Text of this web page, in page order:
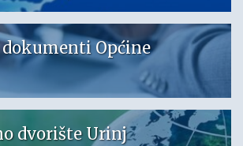
Općine
dvorište Urinj